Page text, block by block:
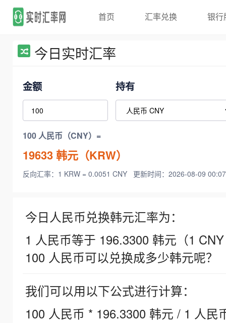
首页 汇率兑换 银行
今日实时汇率
金额 持有
100 人民币（CNY）=
19633韩元（KRW）
反向汇率：1 KRW = 0.0051 CNY 更新时间：2026-08-09
今日人民币兑换韩元汇率为：
1 人民币等于 196.3300 韩元（1
100 人民币可以兑换成多少韩元呢？
我们可以用以下公式进行计算：
100 人民币 * 196.3300 韩元 / 1 人民